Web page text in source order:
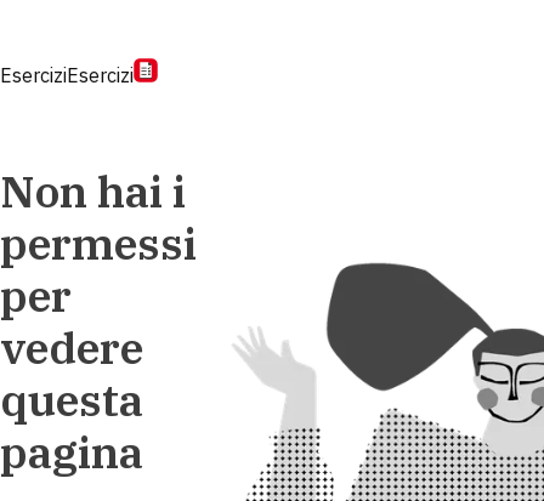
EserciziEsercizi
Non hai i
permessi
per
vedere
questa
pagina